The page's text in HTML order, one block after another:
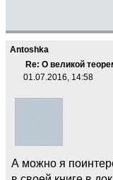
Antoshka
Re: О великой
01.07.2016, 14:58
А можно я